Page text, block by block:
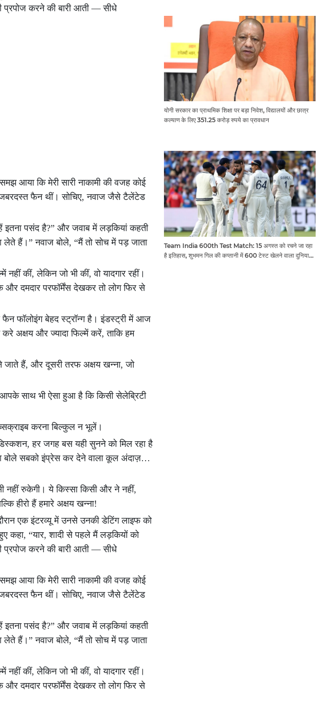
करने की बारी आती — सीधे
आया कि मेरी सारी नाकामी की वजह कोई
जबरदस्त फैन थीं। सोचिए, नवाज जैसे टैलेंटेड
इतना पसंद है?” और जवाब में लड़कियां कहती
हैं।” नवाज बोले, “मैं तो सोच में पड़ जाता
कीं, लेकिन जो भी कीं, वो यादगार रहीं।
दमदार परफॉर्मेंस देखकर तो लोग फिर से
फैन फॉलोइंग बेहद स्ट्रॉन्ग है। इंडस्ट्री में आज
अक्षय और ज्यादा फिल्में करें, ताकि हम
जाते हैं, और दूसरी तरफ अक्षय खन्ना, जो
साथ भी ऐसा हुआ है कि किसी सेलेब्रिटी
करना बिल्कुल न भूलें।
हर जगह बस यही सुनने को मिल रहा है
बोले सबको इंप्रेस कर देने वाला कूल अंदाज़…
रुकेगी। ये किस्सा किसी और ने नहीं,
हीरो हैं हमारे अक्षय खन्ना!
एक इंटरव्यू में उनसे उनकी डेटिंग लाइफ को
कहा, “यार, शादी से पहले मैं लड़कियों को
करने की बारी आती — सीधे
आया कि मेरी सारी नाकामी की वजह कोई
जबरदस्त फैन थीं। सोचिए, नवाज जैसे टैलेंटेड
इतना पसंद है?” और जवाब में लड़कियां कहती
हैं।” नवाज बोले, “मैं तो सोच में पड़ जाता
कीं, लेकिन जो भी कीं, वो यादगार रहीं।
दमदार परफॉर्मेंस देखकर तो लोग फिर से
योगी सरकार का प्राथमिक शिक्षा पर बड़ा निवेश, विद्यालयों और छात्र
कल्याण के लिए 351.25 करोड़ रुपये का प्रावधान
Team India 600th Test Match: 15 अगस्त को रचने जा रहा
है इतिहास, शुभमन गिल की कप्तानी में 600 टेस्ट खेलने वाला दुनिया